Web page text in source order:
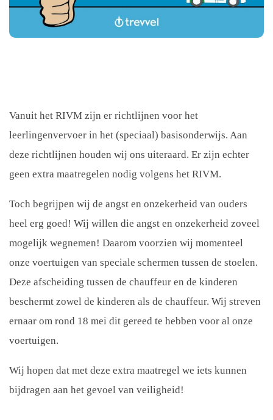
Vanuit het RIVM zijn er richtlijnen voor het
leerlingenvervoer in het (speciaal) basisonderwijs. Aan
deze richtlijnen houden wij ons uiteraard. Er zijn echter
geen extra maatregelen nodig volgens het RIVM.
Toch begrijpen wij de angst en onzekerheid van ouders
heel erg goed! Wij willen die angst en onzekerheid zoveel
mogelijk wegnemen! Daarom voorzien wij momenteel
onze voertuigen van speciale schermen tussen de stoelen.
Deze afscheiding tussen de chauffeur en de kinderen
beschermt zowel de kinderen als de chauffeur. Wij streven
ernaar om rond 18 mei dit gereed te hebben voor al onze
voertuigen.
Wij hopen dat met deze extra maatregel we iets kunnen
bijdragen aan het gevoel van veiligheid!